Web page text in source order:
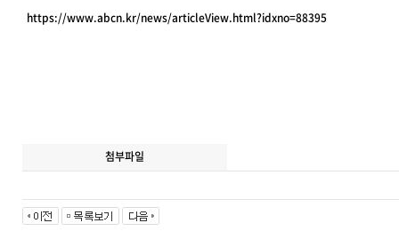
https://www.abcn.kr/news/articleView.html?idxno=88395
첨부파일